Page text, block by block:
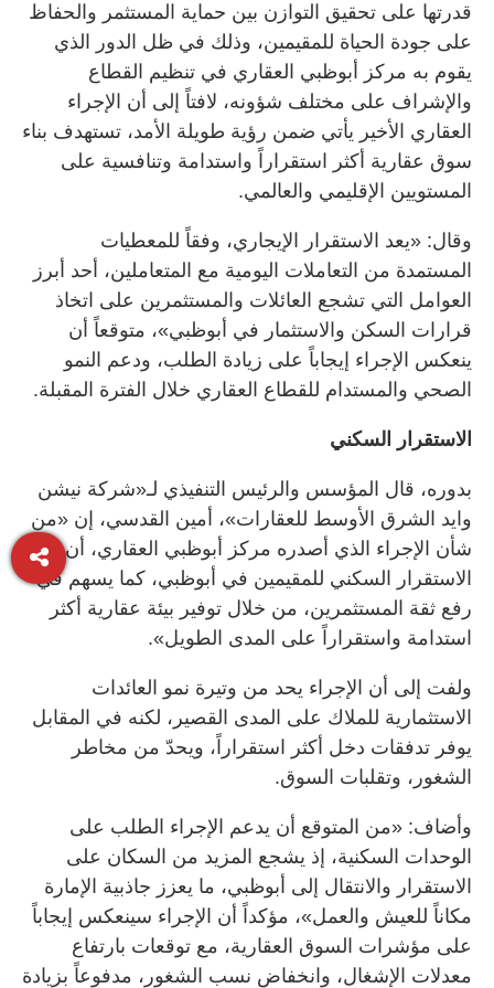
قدرتها على تحقيق التوازن بين حماية المستثمر والحفاظ
على جودة الحياة للمقيمين، وذلك في ظل الدور الذي
يقوم به مركز أبوظبي العقاري في تنظيم القطاع
والإشراف على مختلف شؤونه، لافتاً إلى أن الإجراء
العقاري الأخير يأتي ضمن رؤية طويلة الأمد، تستهدف بناء
سوق عقارية أكثر استقراراً واستدامة وتنافسية على
المستويين الإقليمي والعالمي.
وقال: «يعد الاستقرار الإيجاري، وفقاً للمعطيات
المستمدة من التعاملات اليومية مع المتعاملين، أحد أبرز
العوامل التي تشجع العائلات والمستثمرين على اتخاذ
قرارات السكن والاستثمار في أبوظبي»، متوقعاً أن
ينعكس الإجراء إيجاباً على زيادة الطلب، ودعم النمو
الصحي والمستدام للقطاع العقاري خلال الفترة المقبلة.
الاستقرار السكني
بدوره، قال المؤسس والرئيس التنفيذي لـ«شركة نيشن
وايد الشرق الأوسط للعقارات»، أمين القدسي، إن «من
شأن الإجراء الذي أصدره مركز أبوظبي العقاري، أن يعزز
الاستقرار السكني للمقيمين في أبوظبي، كما يسهم في
رفع ثقة المستثمرين، من خلال توفير بيئة عقارية أكثر
استدامة واستقراراً على المدى الطويل».
ولفت إلى أن الإجراء يحد من وتيرة نمو العائدات
الاستثمارية للملاك على المدى القصير، لكنه في المقابل
يوفر تدفقات دخل أكثر استقراراً، ويحدّ من مخاطر
الشغور، وتقلبات السوق.
وأضاف: «من المتوقع أن يدعم الإجراء الطلب على
الوحدات السكنية، إذ يشجع المزيد من السكان على
الاستقرار والانتقال إلى أبوظبي، ما يعزز جاذبية الإمارة
مكاناً للعيش والعمل»، مؤكداً أن الإجراء سينعكس إيجاباً
على مؤشرات السوق العقارية، مع توقعات بارتفاع
معدلات الإشغال، وانخفاض نسب الشغور، مدفوعاً بزيادة